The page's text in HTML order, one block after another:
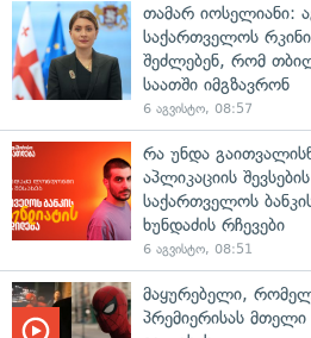
თამარ იოსელიანი:
საქართველოს
შეძლებენ, რომ
საათში იმგზავრონ
6 აგვისტო, 08:57
რა უნდა
აპლიკაციის
საქართველოს
ხუნდაძის რჩევები
6 აგვისტო, 08:51
მაყურებელი,
პრემიერისას